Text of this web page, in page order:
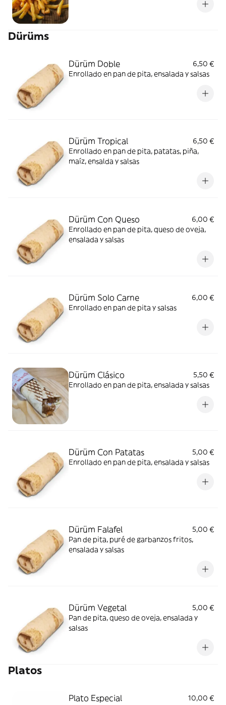
Dürüms
Dürüm Doble
6,50 €
Enrollado en pan de pita, ensalada y salsas
Dürüm Tropical
6,50 €
Enrollado en pan de pita, patatas, piña,
maíz, ensalda y salsas
Dürüm Con Queso
6,00 €
Enrollado en pan de pita, queso de oveja,
ensalada y salsas
Dürüm Solo Carne
6,00 €
Enrollado en pan de pita y salsas
Dürüm Clásico
5,50 €
Enrollado en pan de pita, ensalada y salsas
Dürüm Con Patatas
5,00 €
Enrollado en pan de pita, ensalada y salsas
Dürüm Falafel
5,00 €
Pan de pita, puré de garbanzos fritos,
ensalada y salsas
Dürüm Vegetal
5,00 €
Pan de pita, queso de oveja, ensalada y
salsas
Platos
Plato Especial
10,00 €